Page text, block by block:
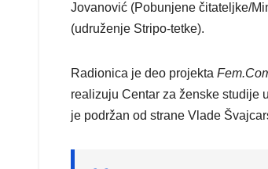
Jovanović (Pobunjene čitateljke/
(udruženje Stripo-tetke).
Radionica je deo projekta
realizuju Centar za ženske studije
je podržan od strane Vlade